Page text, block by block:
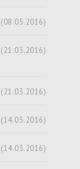
(08.05.2016)
(21.03.2016)
(21.03.2016)
(14.03.2016)
(14.03.2016)